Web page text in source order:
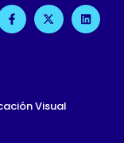
F
A
C
F
X
-
T
L
I
N
Visual